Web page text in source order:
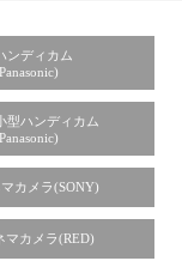
ンディカム
型ハンディカム
カメラ(SONY)
マカメラ(RED)